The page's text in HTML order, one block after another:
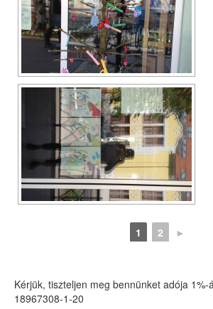
1 2 ►
Kérjük, tiszteljen meg bennünket adója 1%-
18967308-1-20